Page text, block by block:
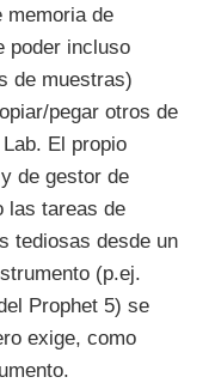
memoria de
poder incluso
de muestras)
pegar otros de
El propio
de gestor de
las tareas de
tediosas desde un
(p.ej.
Prophet 5) se
exige, como